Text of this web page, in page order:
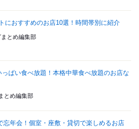
におすすめのお店10選！時間帯別に紹介
とめ編集部
っぱい食べ放題！本格中華食べ放題のお店な
とめ編集部
忘年会！個室・座敷・貸切で楽しめるお店